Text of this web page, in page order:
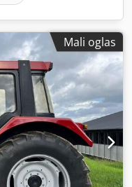
Mali oglas